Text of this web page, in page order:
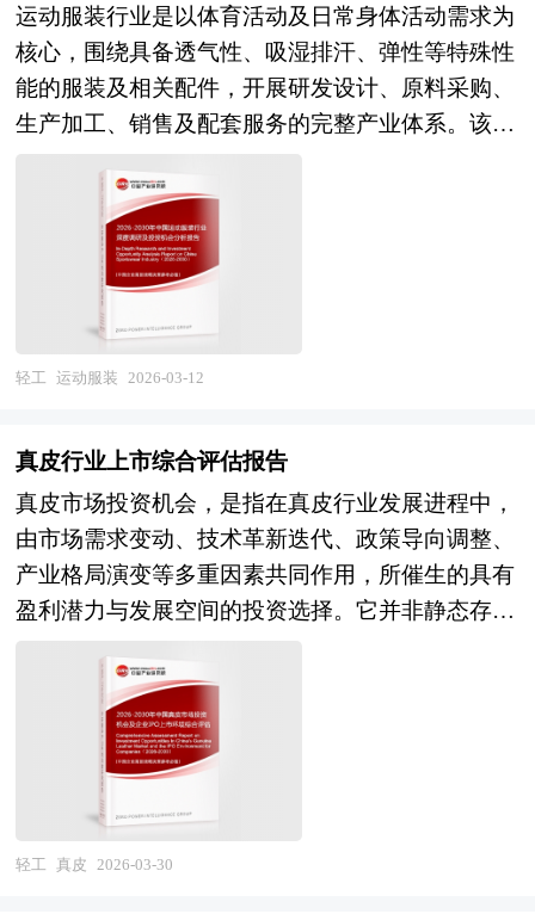
绳带，市场监管趋严促使企业全面提升品控能力，
推动行业从“野蛮生长”迈向“合规精耕”。与此同
时，材料科技的进步正重塑产品内核，有机棉、竹
纤维、再生聚酯等环保材质广泛应用，抗菌、防
蚊、防晒、温控调节等功能性面料加速渗透，满足
家长对“健康无害”与“场景适配”的双重期待。 在设
计端，“新中式”美学兴起成为显著热点，传统纹
样、盘扣云肩等文化元素被创新融入现代婴童工学
剪裁中，既承载节日仪式感，又兼顾宝宝抬手踢
腿、换尿布等实用需求，反映出年轻父母在民族自
信背景下对文化传承的主动选择。此外，数字化与
草成为主流营销路径，而“旧衣回收”“租赁共享”等
绿色模式初现，回应了“双碳”目标下的长期发展命
题。 值得注意的是，随着0-3岁婴幼儿群体成为消
费重心，产品设计更强调“无感呵护”——如无骨缝
线、软包边、可调节结构等细节优化，体现精细化
长的物质陪伴，更是家庭价值观、审美取向与社会
责任的微观投射，在政策、科技与文化的交织推动
下，正朝着更安全、更智能、更具人文温度的方向
持续进化。 本研究咨询报告由中研普华咨询公司
领衔撰写，在大量周密的市场调研基础上，主要依
据了国家统计局、国家商务部、国家发改委、国家
运动服装行业是以体育活动及日常身体活动需求为
核心，围绕具备透气性、吸湿排汗、弹性等特殊性
能的服装及相关配件，开展研发设计、原料采购、
生产加工、销售及配套服务的完整产业体系。该行
业在广义上涵盖了从专业竞技到大众休闲的全场景
服饰需求，狭义上则聚焦于专为体育运动竞赛设计
的服装，通常依据运动项目的特定规则与生理力学
要求进行定制化制作，主要包含田径、球类、水
上、冰雪、举重、摔跤、体操、登山及击剑等九大
专业品类。 随着全民健身战略的深入实施与消费
观念的升级，现代运动服装行业的定义边界正不断
能性、时尚性与生活方式的复合型产业，不仅包含
日常通勤、休闲社交的运动休闲服饰（Athleisure）
以及运动手套、袜子等配套配件。从产业链视角审
视，该行业上游涉及新型功能性面料、环保生物基
材料及智能穿戴设备的研发与供应，中游涵盖品牌
运营、智能制造与供应链管理，下游则通过线上线
下全渠道触达终端消费者，形成了高度专业化与细
分化的市场格局。 本研究咨询报告由中研普华咨
询公司领衔撰写，在大量周密的市场调研基础上，
主要依据了国家统计局、国家商务部、国家发改
委、国家经济信息中心、国务院发展研究中心、国
家海关总署、全国商业信息中心、中国经济景气监
轻工 运动服装 2026-03-12
真皮行业上市综合评估报告
真皮市场投资机会，是指在真皮行业发展进程中，
由市场需求变动、技术革新迭代、政策导向调整、
产业格局演变等多重因素共同作用，所催生的具有
盈利潜力与发展空间的投资选择。它并非静态存
在，而是伴随行业动态持续演变，精准契合行业发
展趋势与市场潜在需求，能为投资者带来预期收益
的各类切入点。 从本质来看，这类投资机会依托
于真皮行业的价值创造与增值空间，既体现在产业
链上下游的关键环节布局，也贯穿于行业转型升级
的核心领域。当消费者需求向高品质、个性化、绿
色化方向升级时，围绕需求变化形成的供给缺口，
轻工 真皮 2026-03-30